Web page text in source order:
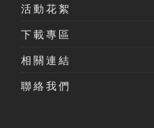
活動花絮
下載專區
相關連結
聯絡我們